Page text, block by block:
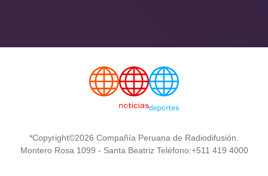
*Copyright©2026 Compañía Peruana de Radiodifusión.
Montero Rosa 1099 - Santa Beatriz Teléfono:+511 419 4000